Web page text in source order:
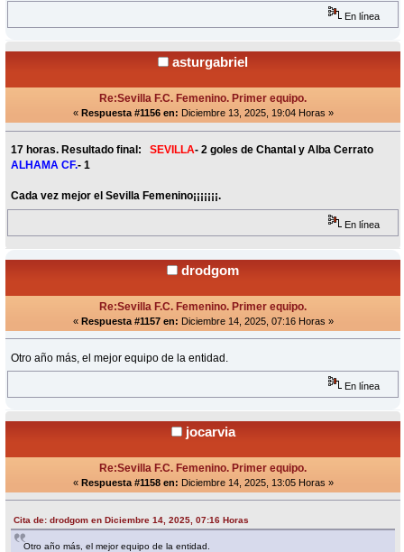
En línea
asturgabriel
Re:Sevilla F.C. Femenino. Primer equipo.
« Respuesta #1156 en: Diciembre 13, 2025, 19:04 Horas »
17 horas. Resultado final:SEVILLA- 2 goles de Chantal y Alba Cerrato
ALHAMA CF.- 1
Cada vez mejor el Sevilla Femenino¡¡¡¡¡¡¡.
En línea
drodgom
Re:Sevilla F.C. Femenino. Primer equipo.
« Respuesta #1157 en: Diciembre 14, 2025, 07:16 Horas »
Otro año más, el mejor equipo de la entidad.
En línea
jocarvia
Re:Sevilla F.C. Femenino. Primer equipo.
« Respuesta #1158 en: Diciembre 14, 2025, 13:05 Horas »
Cita de: drodgom en Diciembre 14, 2025, 07:16 Horas
Otro año más, el mejor equipo de la entidad.